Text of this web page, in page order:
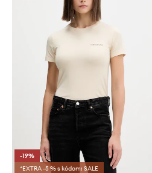
-19%
*EXTRA -5 % s kódom: SALE